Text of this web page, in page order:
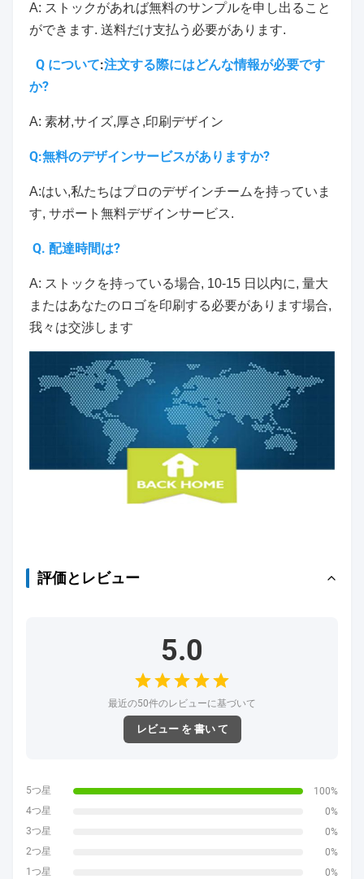
A: ストックがあれば無料のサンプルを申し出ること
ができます. 送料だけ支払う必要があります.
Q について:注文する際にはどんな情報が必要です
か?
A: 素材,サイズ,厚さ,印刷デザイン
Q:無料のデザインサービスがありますか?
A:はい,私たちはプロのデザインチームを持っていま
す, サポート無料デザインサービス.
Q. 配達時間は?
A: ストックを持っている場合, 10-15 日以内に, 量大
またはあなたのロゴを印刷する必要があります場合,
我々は交渉します
評価とレビュー
5.0
最近の50件のレビューに基づいて
レビュー を 書い て
5つ星
100%
4つ星
0%
3つ星
0%
2つ星
0%
1つ星
0%